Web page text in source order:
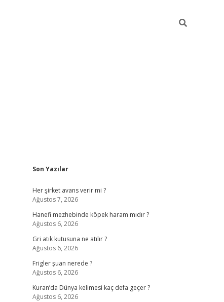
Sidebar
Son Yazılar
Her şirket avans verir mi ?
Ağustos 7, 2026
Hanefi mezhebinde köpek haram mıdır ?
Ağustos 6, 2026
Gri atık kutusuna ne atılır ?
Ağustos 6, 2026
Frigler şuan nerede ?
Ağustos 6, 2026
Kuran’da Dünya kelimesi kaç defa geçer ?
Ağustos 6, 2026